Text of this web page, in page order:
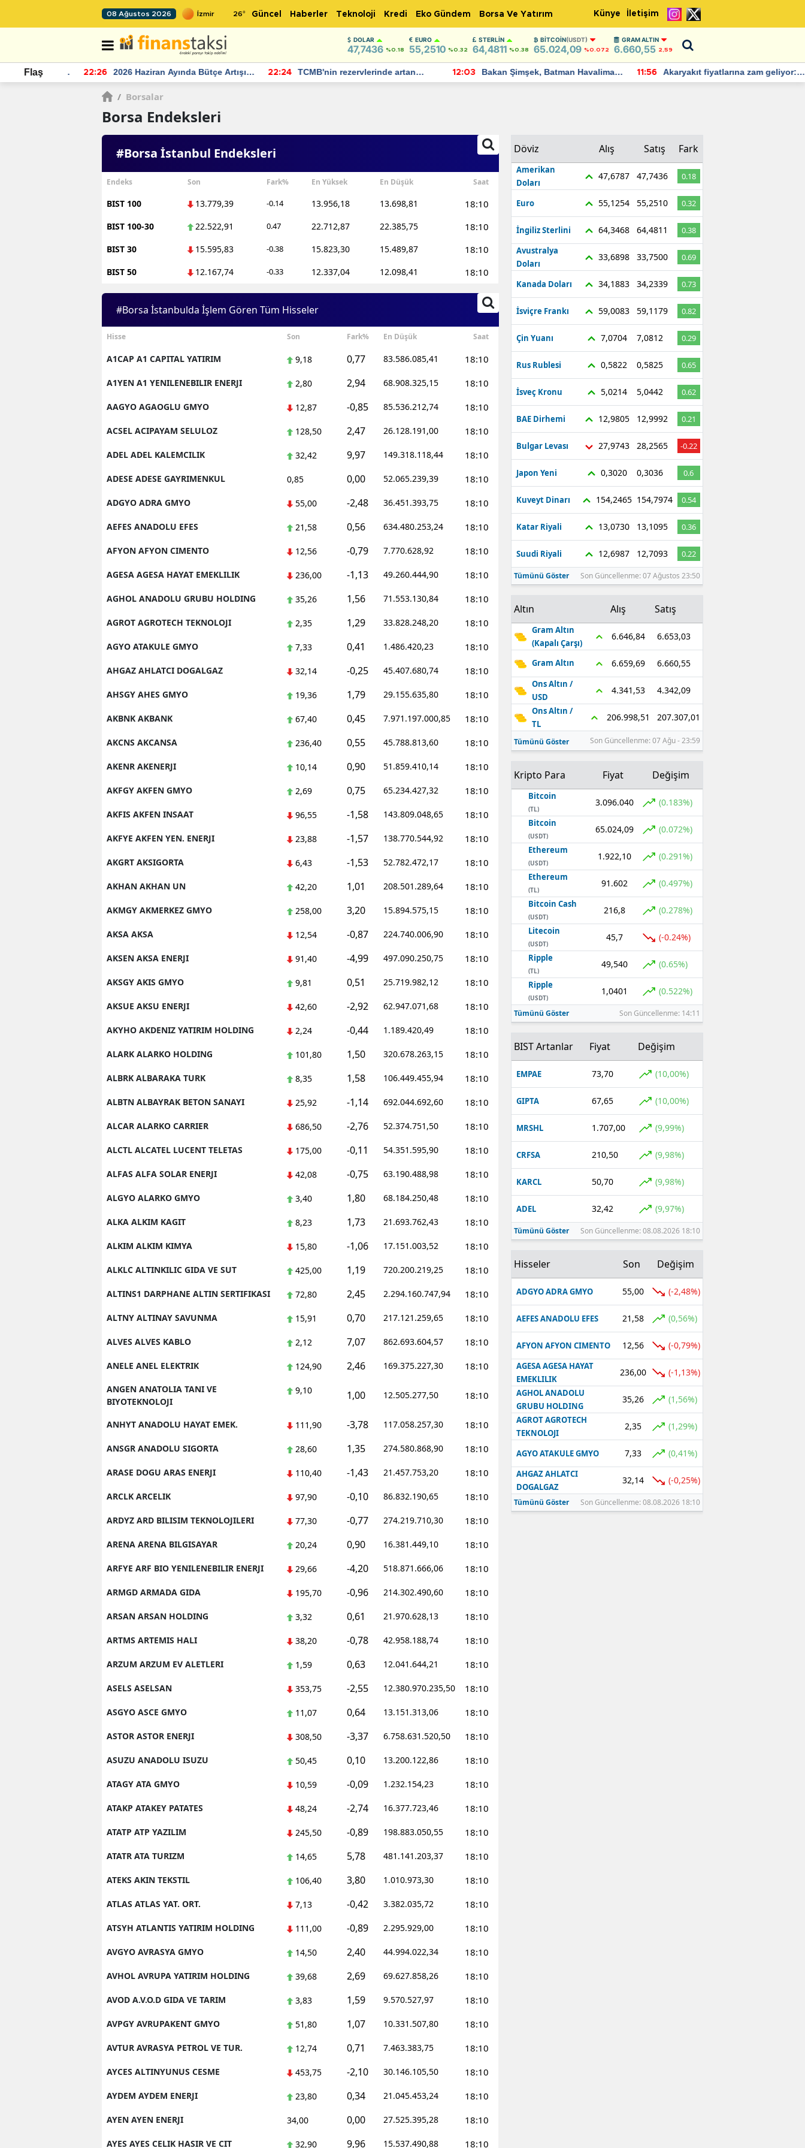
08 Ağustos 2026 26° Güncel Haberler Teknoloji Kredi Eko Gündem Borsa Ve Yatırım Künye İletişim
DOLAR
47,7436 %0.18
EURO
55,2510 %0.32
STERLIN
64,4811 %0.38
BITCOIN(USDT)
65.024,09 %0.072
GRAM ALTIN
6.660,55 2,59
Flaş 22:26
2026 Haziran Ayında Bütçe Artışı
Yaşandı
22:24
TCMB'nin rezervlerinde artan
momentum devam ediyor
12:03
Bakan Şimşek, Batman Havalimanı
için umut verici açıklamalarda
11:56
Akaryakıt fiyatlarına zam geliyor:
Yeni tarih açıklandı
/ Borsalar
Borsa Endeksleri
#Borsa İstanbul Endeksleri
Endeks Son Fark% En Yüksek En Düşük Saat
BIST 100 13.779,39 -0.14 13.956,18 13.698,81 18:10
BIST 100-30 22.522,91 0.47 22.712,87 22.385,75 18:10
BIST 30 15.595,83 -0.38 15.823,30 15.489,87 18:10
BIST 50 12.167,74 -0.33 12.337,04 12.098,41 18:10
#Borsa İstanbulda İşlem Gören Tüm Hisseler
Hisse Son Fark% En Düşük Saat
A1CAP A1 CAPITAL YATIRIM 9,18 0,77 83.586.085,41 18:10
A1YEN A1 YENILENEBILIR ENERJI 2,80 2,94 68.908.325,15 18:10
AAGYO AGAOGLU GMYO 12,87 -0,85 85.536.212,74 18:10
ACSEL ACIPAYAM SELULOZ 128,50 2,47 26.128.191,00 18:10
ADEL ADEL KALEMCILIK 32,42 9,97 149.318.118,44 18:10
ADESE ADESE GAYRIMENKUL 0,85 0,00 52.065.239,39 18:10
ADGYO ADRA GMYO 55,00 -2,48 36.451.393,75 18:10
AEFES ANADOLU EFES 21,58 0,56 634.480.253,24 18:10
AFYON AFYON CIMENTO 12,56 -0,79 7.770.628,92 18:10
AGESA AGESA HAYAT EMEKLILIK 236,00 -1,13 49.260.444,90 18:10
AGHOL ANADOLU GRUBU HOLDING 35,26 1,56 71.553.130,84 18:10
AGROT AGROTECH TEKNOLOJI 2,35 1,29 33.828.248,20 18:10
AGYO ATAKULE GMYO 7,33 0,41 1.486.420,23 18:10
AHGAZ AHLATCI DOGALGAZ 32,14 -0,25 45.407.680,74 18:10
AHSGY AHES GMYO 19,36 1,79 29.155.635,80 18:10
AKBNK AKBANK 67,40 0,45 7.971.197.000,85 18:10
AKCNS AKCANSA 236,40 0,55 45.788.813,60 18:10
AKENR AKENERJI 10,14 0,90 51.859.410,14 18:10
AKFGY AKFEN GMYO 2,69 0,75 65.234.427,32 18:10
AKFIS AKFEN INSAAT 96,55 -1,58 143.809.048,65 18:10
AKFYE AKFEN YEN. ENERJI 23,88 -1,57 138.770.544,92 18:10
AKGRT AKSIGORTA 6,43 -1,53 52.782.472,17 18:10
AKHAN AKHAN UN 42,20 1,01 208.501.289,64 18:10
AKMGY AKMERKEZ GMYO 258,00 3,20 15.894.575,15 18:10
AKSA AKSA 12,54 -0,87 224.740.006,90 18:10
AKSEN AKSA ENERJI 91,40 -4,99 497.090.250,75 18:10
AKSGY AKIS GMYO 9,81 0,51 25.719.982,12 18:10
AKSUE AKSU ENERJI 42,60 -2,92 62.947.071,68 18:10
AKYHO AKDENIZ YATIRIM HOLDING 2,24 -0,44 1.189.420,49 18:10
ALARK ALARKO HOLDING 101,80 1,50 320.678.263,15 18:10
ALBRK ALBARAKA TURK 8,35 1,58 106.449.455,94 18:10
ALBTN ALBAYRAK BETON SANAYI 25,92 -1,14 692.044.692,60 18:10
ALCAR ALARKO CARRIER 686,50 -2,76 52.374.751,50 18:10
ALCTL ALCATEL LUCENT TELETAS 175,00 -0,11 54.351.595,90 18:10
ALFAS ALFA SOLAR ENERJI 42,08 -0,75 63.190.488,98 18:10
ALGYO ALARKO GMYO 3,40 1,80 68.184.250,48 18:10
ALKA ALKIM KAGIT 8,23 1,73 21.693.762,43 18:10
ALKIM ALKIM KIMYA 15,80 -1,06 17.151.003,52 18:10
ALKLC ALTINKILIC GIDA VE SUT 425,00 1,19 720.200.219,25 18:10
ALTINS1 DARPHANE ALTIN SERTIFIKASI 72,80 2,45 2.294.160.747,94 18:10
ALTNY ALTINAY SAVUNMA 15,91 0,70 217.121.259,65 18:10
ALVES ALVES KABLO 2,12 7,07 862.693.604,57 18:10
ANELE ANEL ELEKTRIK 124,90 2,46 169.375.227,30 18:10
ANGEN ANATOLIA TANI VE
BIYOTEKNOLOJI
9,10 1,00 12.505.277,50 18:10
ANHYT ANADOLU HAYAT EMEK. 111,90 -3,78 117.058.257,30 18:10
ANSGR ANADOLU SIGORTA 28,60 1,35 274.580.868,90 18:10
ARASE DOGU ARAS ENERJI 110,40 -1,43 21.457.753,20 18:10
ARCLK ARCELIK 97,90 -0,10 86.832.190,65 18:10
ARDYZ ARD BILISIM TEKNOLOJILERI 77,30 -0,77 274.219.710,30 18:10
ARENA ARENA BILGISAYAR 20,24 0,90 16.381.449,10 18:10
ARFYE ARF BIO YENILENEBILIR ENERJI 29,66 -4,20 518.871.666,06 18:10
ARMGD ARMADA GIDA 195,70 -0,96 214.302.490,60 18:10
ARSAN ARSAN HOLDING 3,32 0,61 21.970.628,13 18:10
ARTMS ARTEMIS HALI 38,20 -0,78 42.958.188,74 18:10
ARZUM ARZUM EV ALETLERI 1,59 0,63 12.041.644,21 18:10
ASELS ASELSAN 353,75 -2,55 12.380.970.235,50 18:10
ASGYO ASCE GMYO 11,07 0,64 13.151.313,06 18:10
ASTOR ASTOR ENERJI 308,50 -3,37 6.758.631.520,50 18:10
ASUZU ANADOLU ISUZU 50,45 0,10 13.200.122,86 18:10
ATAGY ATA GMYO 10,59 -0,09 1.232.154,23 18:10
ATAKP ATAKEY PATATES 48,24 -2,74 16.377.723,46 18:10
ATATP ATP YAZILIM 245,50 -0,89 198.883.050,55 18:10
ATATR ATA TURIZM 14,65 5,78 481.141.203,37 18:10
ATEKS AKIN TEKSTIL 106,40 3,80 1.010.973,30 18:10
ATLAS ATLAS YAT. ORT. 7,13 -0,42 3.382.035,72 18:10
ATSYH ATLANTIS YATIRIM HOLDING 111,00 -0,89 2.295.929,00 18:10
AVGYO AVRASYA GMYO 14,50 2,40 44.994.022,34 18:10
AVHOL AVRUPA YATIRIM HOLDING 39,68 2,69 69.627.858,26 18:10
AVOD A.V.O.D GIDA VE TARIM 3,83 1,59 9.570.527,97 18:10
AVPGY AVRUPAKENT GMYO 51,80 1,07 10.331.507,80 18:10
AVTUR AVRASYA PETROL VE TUR. 12,74 0,71 7.463.383,75 18:10
AYCES ALTINYUNUS CESME 453,75 -2,10 30.146.105,50 18:10
AYDEM AYDEM ENERJI 23,80 0,34 21.045.453,24 18:10
AYEN AYEN ENERJI 34,00 0,00 27.525.395,28 18:10
AYES AYES CELIK HASIR VE CIT 32,90 9,96 15.537.490,88 18:10
Döviz Alış Satış Fark
Amerikan
Doları
47,6787 47,7436 0.18
Euro 55,1254 55,2510 0.32
İngiliz Sterlini 64,3468 64,4811
0.38
Avustralya
Doları
33,6898 33,7500 0.69
Kanada Doları 34,1883 34,2339 0.73
İsviçre Frankı 59,0083 59,1179 0.82
Çin Yuanı 7,0704 7,0812 0.29
Rus Rublesi 0,5822 0,5825 0.65
İsveç Kronu 5,0214 5,0442 0.62
BAE Dirhemi 12,9805 12,9992 0.21
Bulgar Levası 27,9743 28,2565 -0.22
Japon Yeni 0,3020 0,3036 0.6
Kuveyt Dinarı 154,2465 154,7974 0.54
Katar Riyali 13,0730 13,1095 0.36
Suudi Riyali 12,6987 12,7093 0.22
Tümünü Göster Son Güncellenme: 07 Ağustos 23:50
Altın Alış Satış
Gram Altın
(Kapalı Çarşı)
6.646,84 6.653,03
Gram Altın 6.659,69 6.660,55
Ons Altın /
USD
4.341,53 4.342,09
Ons Altın /
TL
206.998,51 207.307,01
Tümünü Göster Son Güncellenme: 07 Ağu - 23:59
Kripto Para Fiyat Değişim
Bitcoin
(TL)
3.096.040 (0.183%)
Bitcoin
(USDT)
65.024,09 (0.072%)
Ethereum
(USDT)
1.922,10 (0.291%)
Ethereum
(TL)
91.602 (0.497%)
Bitcoin Cash
(USDT)
216,8 (0.278%)
Litecoin
(USDT)
45,7 (-0.24%)
Ripple
(TL)
49,540 (0.65%)
Ripple
(USDT)
1,0401 (0.522%)
Tümünü Göster Son Güncellenme: 14:11
BIST Artanlar Fiyat Değişim
EMPAE 73,70 (10,00%)
GIPTA 67,65 (10,00%)
MRSHL 1.707,00 (9,99%)
CRFSA 210,50 (9,98%)
KARCL 50,70 (9,98%)
ADEL 32,42 (9,97%)
Tümünü Göster Son Güncellenme: 08.08.2026 18:10
Hisseler Son Değişim
ADGYO ADRA GMYO 55,00 (-2,48%)
AEFES ANADOLU EFES 21,58 (0,56%)
AFYON AFYON CIMENTO 12,56 (-0,79%)
AGESA AGESA HAYAT
EMEKLILIK
236,00 (-1,13%)
AGHOL ANADOLU
GRUBU HOLDING
35,26 (1,56%)
AGROT AGROTECH
TEKNOLOJI
2,35 (1,29%)
AGYO ATAKULE GMYO 7,33 (0,41%)
AHGAZ AHLATCI
DOGALGAZ
32,14 (-0,25%)
Tümünü Göster Son Güncellenme: 08.08.2026 18:10